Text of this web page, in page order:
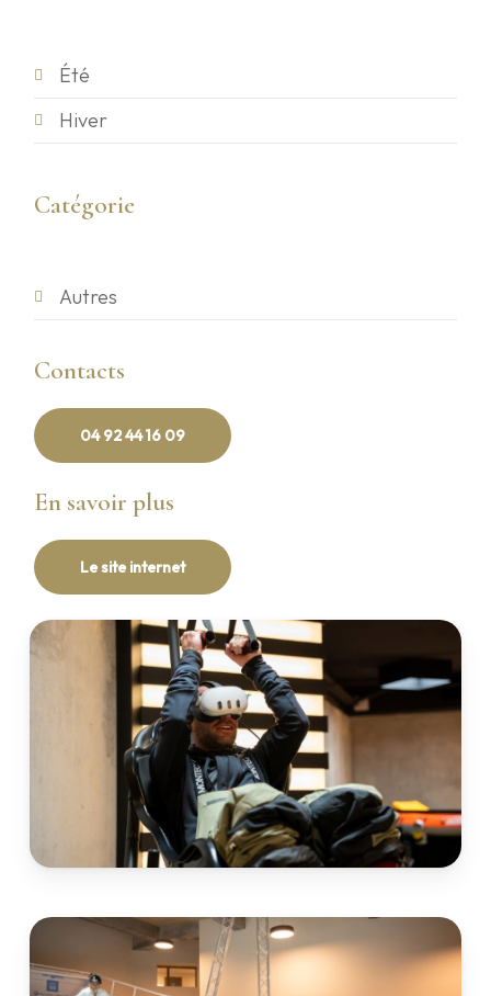
Été
Hiver
Catégorie
Autres
Contacts
04 92 44 16 09
En savoir plus
Le site internet